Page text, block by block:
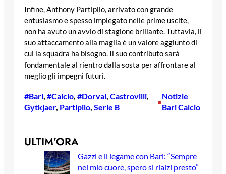
Infine, Anthony Partipilo, arrivato con grande
entusiasmo e spesso impiegato nelle prime uscite,
non ha avuto un avvio di stagione brillante. Tuttavia, il
suo attaccamento alla maglia è un valore aggiunto di
cui la squadra ha bisogno. Il suo contributo sarà
fondamentale al rientro dalla sosta per affrontare al
meglio gli impegni futuri.
#Bari, #Calcio, #Dorval, Castrovilli
Gytkjaer, Partipilo, Serie B
•
Notizie
Bari Calcio
ULTIM’ORA
Gazzi e il legame con Bari: “Sempre
nel mio cuore, spero si rialzi presto”